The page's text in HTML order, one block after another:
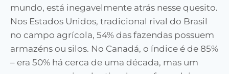
mundo, está inegavelmente atrás nesse quesito.
Nos Estados Unidos, tradicional rival do Brasil
no campo agrícola, 54% das fazendas possuem
armazéns ou silos. No Canadá, o índice é de 85%
– era 50% há cerca de uma década, mas um